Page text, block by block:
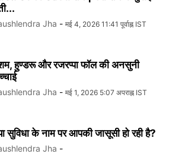
Jha - मई 4, 2026 11:41 पूर्वाह्न IST
हुण्डरू और रजरप्पा फॉल की अनसुनी
Jha - मई 1, 2026 5:07 अपराह्न IST
सुविधा के नाम पर आपकी जासूसी हो रही है?
Jha -